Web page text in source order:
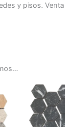
y pisos.